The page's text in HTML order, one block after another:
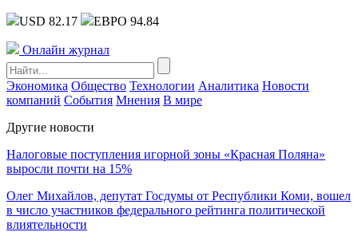
USD 82.17 ЕВРО 94.84
Онлайн журнал
Экономика Общество Технологии Аналитика Новости
компаний События Мнения В мире
Другие новости
Налоговые поступления игорной зоны «Красная Поляна»
выросли почти на 15%
Олег Михайлов, депутат Госдумы от Республики Коми, вошел
в число участников федерального рейтинга политической
влиятельности